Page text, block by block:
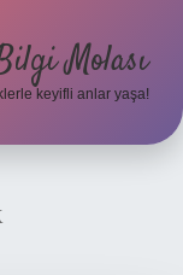
Molası
keyifli anlar yaşa!